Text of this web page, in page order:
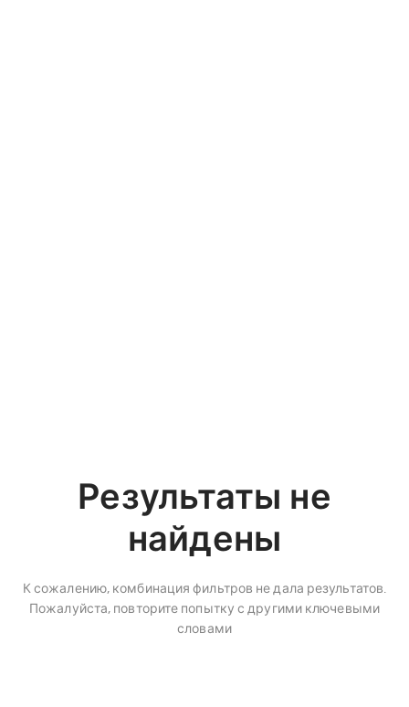
Результаты не
найдены
К сожалению, комбинация фильтров не дала результатов.
Пожалуйста, повторите попытку с другими ключевыми
словами